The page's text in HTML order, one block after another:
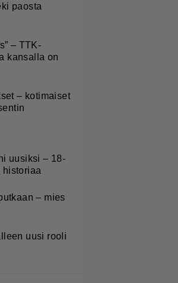
paosta
– TTK-
kansalla on
– kotimaiset
uusiksi – 18-
historiaa
– mies
uusi rooli